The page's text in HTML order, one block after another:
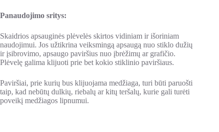
Panaudojimo sritys:
Skaidrios apsauginės plėvelės skirtos vidiniam ir išoriniam
naudojimui. Jos užtikrina veiksmingą apsaugą nuo stiklo dužių
ir įsibrovimo, apsaugo paviršius nuo įbrėžimų ar grafičio.
Plėvelę galima klijuoti prie bet kokio stiklinio paviršiaus.
Paviršiai, prie kurių bus klijuojama medžiaga, turi būti paruošti
taip, kad nebūtų dulkių, riebalų ar kitų teršalų, kurie gali turėti
poveikį medžiagos lipnumui.